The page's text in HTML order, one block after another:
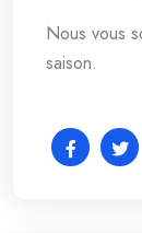
Nous vous
saison.